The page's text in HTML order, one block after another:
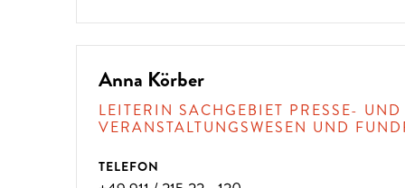
Anna Körber
LEITERIN SACHGEBIET PRESSE-
VERANSTALTUNGSWESEN UND
TELEFON